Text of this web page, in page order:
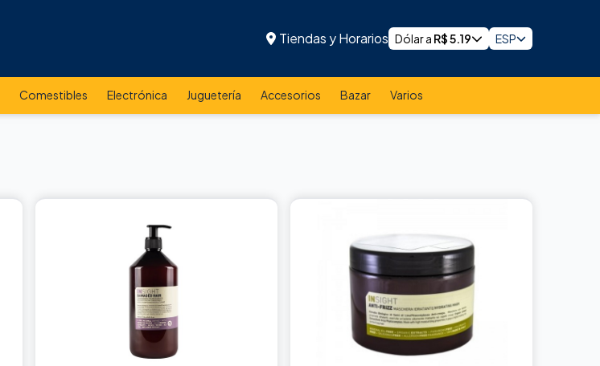
Tiendas y Horarios Dólar a R$5.19 ESP
Comestibles Electrónica Juguetería Accesorios Bazar Varios